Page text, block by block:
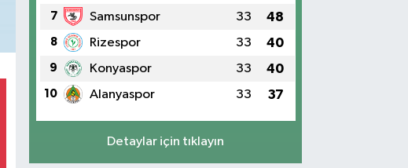
7 Samsunspor 33 48
8 Rizespor 33 40
9 Konyaspor 33 40
10 Alanyaspor 33 37
Detaylar için tıklayın